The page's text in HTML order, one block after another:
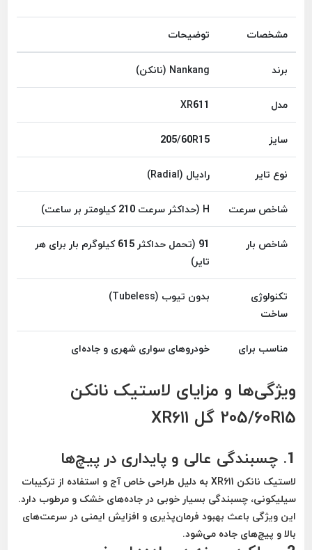
مشخصات توضیحات
برند
Nankang (نانکن)
مدل
XR611
سایز
205/60R15
نوع تایر
رادیال (Radial)
شاخص سرعت
H (حداکثر سرعت 210 کیلومتر بر ساعت)
شاخص بار
91 (تحمل حداکثر 615 کیلوگرم بار برای هر
تایر)
تکنولوژی
ساخت
بدون تیوب (Tubeless)
مناسب برای خودروهای سواری شهری و جاده‌ای
ویژگی‌ها و مزایای لاستیک نانکن
205/60R15 گل XR611
1. چسبندگی عالی و پایداری در پیچ‌ها
لاستیک نانکن XR611
به دلیل طراحی خاص آج و استفاده از ترکیبات
سیلیکونی،چسبندگی بسیار خوبی در جاده‌های خشک و مرطوب دارد.
این ویژگی باعث بهبود فرمان‌پذیری و افزایش ایمنی در سرعت‌های
بالا و پیچ‌های جاده می‌شود.